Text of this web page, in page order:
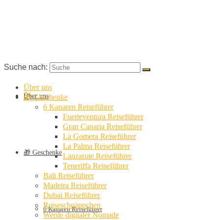
Über uns
🎁 Geschenke
6 Kanaren Reiseführer
Suche nach:
Über uns
🎁 Geschenke
6 Kanaren Reiseführer
Fuerteventura Reiseführer
Gran Canaria Reiseführer
La Gomera Reiseführer
La Palma Reiseführer
Lanzarote Reiseführer
Teneriffa Reiseführer
Bali Reiseführer
Madeira Reiseführer
Dubai Reiseführer
Reiseschnäppchen
Werde digitaler Nomade